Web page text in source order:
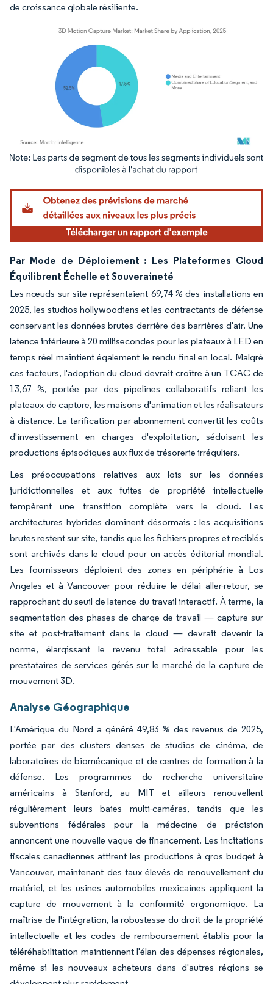
de croissance globale résiliente.
Image © Mordor Intelligence. La réutilisation nécessite une attribution sous CC BY
Par Mode de Déploiement : Les Plateformes Cloud
Équilibrent Échelle et Souveraineté
Les nœuds sur site représentaient 69,74 % des installations en
2025, les studios hollywoodiens et les contractants de défense
conservant les données brutes derrière des barrières d'air. Une
latence inférieure à 20 millisecondes pour les plateaux à LED en
temps réel maintient également le rendu final en local. Malgré
ces facteurs, l'adoption du cloud devrait croître à un TCAC de
13,67 %, portée par des pipelines collaboratifs reliant les
plateaux de capture, les maisons d'animation et les réalisateurs
à distance. La tarification par abonnement convertit les coûts
d'investissement en charges d'exploitation, séduisant les
productions épisodiques aux flux de trésorerie irréguliers.
Les préoccupations relatives aux lois sur les données
juridictionnelles et aux fuites de propriété intellectuelle
tempèrent une transition complète vers le cloud. Les
architectures hybrides dominent désormais : les acquisitions
brutes restent sur site, tandis que les fichiers propres et reciblés
sont archivés dans le cloud pour un accès éditorial mondial.
Les fournisseurs déploient des zones en périphérie à Los
Angeles et à Vancouver pour réduire le délai aller-retour, se
rapprochant du seuil de latence du travail interactif. À terme, la
segmentation des phases de charge de travail — capture sur
site et post-traitement dans le cloud — devrait devenir la
norme, élargissant le revenu total adressable pour les
prestataires de services gérés sur le marché de la capture de
mouvement 3D.
Analyse Géographique
L'Amérique du Nord a généré 49,83 % des revenus de 2025,
portée par des clusters denses de studios de cinéma, de
laboratoires de biomécanique et de centres de formation à la
défense. Les programmes de recherche universitaire
américains à Stanford, au MIT et ailleurs renouvellent
régulièrement leurs baies multi-caméras, tandis que les
subventions fédérales pour la médecine de précision
annoncent une nouvelle vague de financement. Les incitations
fiscales canadiennes attirent les productions à gros budget à
Vancouver, maintenant des taux élevés de renouvellement du
matériel, et les usines automobiles mexicaines appliquent la
capture de mouvement à la conformité ergonomique. La
maîtrise de l'intégration, la robustesse du droit de la propriété
intellectuelle et les codes de remboursement établis pour la
téléréhabilitation maintiennent l'élan des dépenses régionales,
même si les nouveaux acheteurs dans d'autres régions se